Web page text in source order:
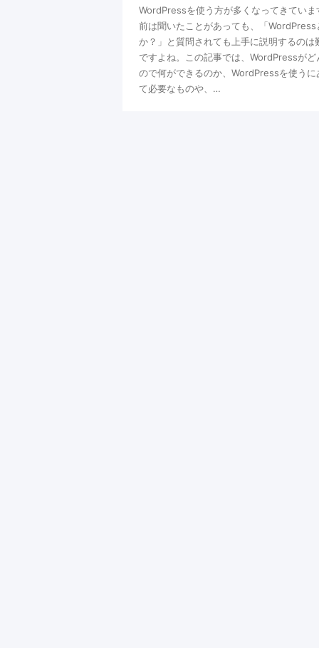
WordPressを使う方が多くなってきていま
前は聞いたことがあっても、「WordPress
か？」と質問されても上手に説明するのは
ですよね。この記事では、WordPressがど
ので何ができるのか、WordPressを使うに
て必要なものや、…